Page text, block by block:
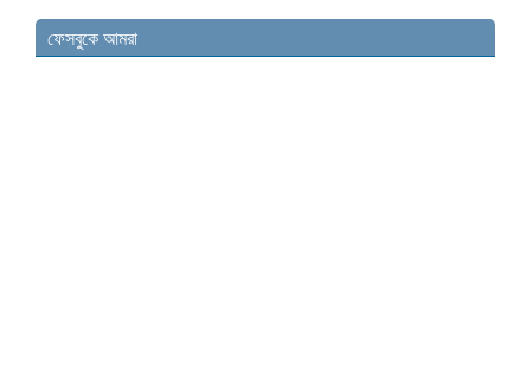
ফেসবুকে আমরা